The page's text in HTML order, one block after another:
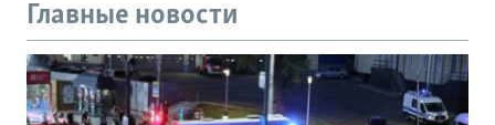
Главные новости